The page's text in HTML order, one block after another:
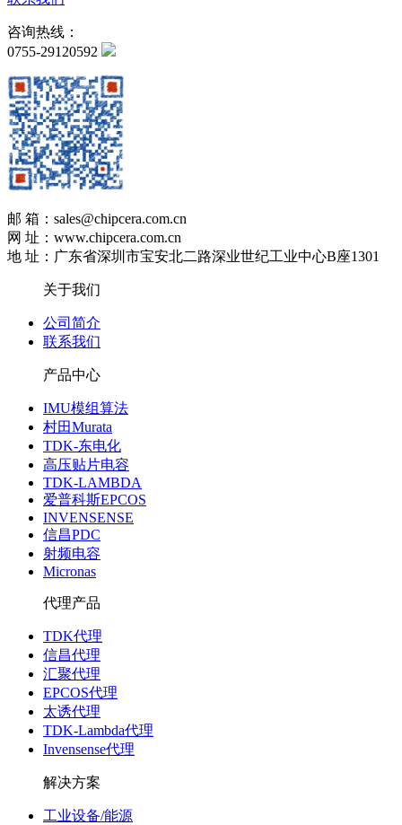
咨询热线：
0755-29120592
邮 箱：sales@chipcera.com.cn
网 址：www.chipcera.com.cn
地 址：广东省深圳市宝安北二路深业世纪工业中心B座1301
关于我们
公司简介
联系我们
产品中心
IMU模组算法
村田Murata
TDK-东电化
高压贴片电容
TDK-LAMBDA
爱普科斯EPCOS
INVENSENSE
信昌PDC
射频电容
Micronas
代理产品
TDK代理
信昌代理
汇聚代理
EPCOS代理
太诱代理
TDK-Lambda代理
Invensense代理
解决方案
工业设备/能源